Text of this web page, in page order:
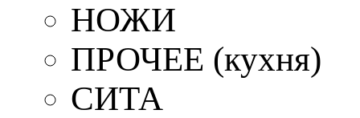
НОЖИ
ПРОЧЕЕ (кухня)
СИТА